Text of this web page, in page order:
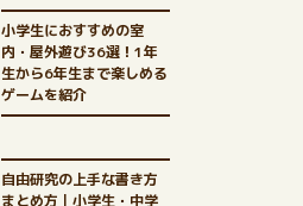
小学生におすすめの室
内・屋外遊び36選！1年
生から6年生まで楽しめる
ゲームを紹介
自由研究の上手な書き方
まとめ方｜小学生・中学